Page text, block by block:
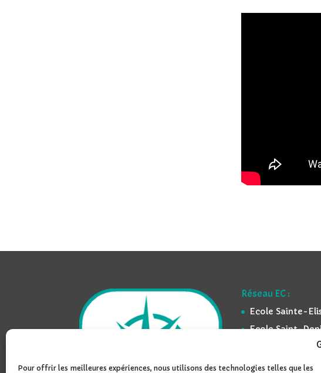
Pour offrir les meilleures expériences, nous utilisons des technologies telles que les
Réseau EC :
Ecole Sainte-
Ecole Saint-
Ecole St-
Ecole Sainte-